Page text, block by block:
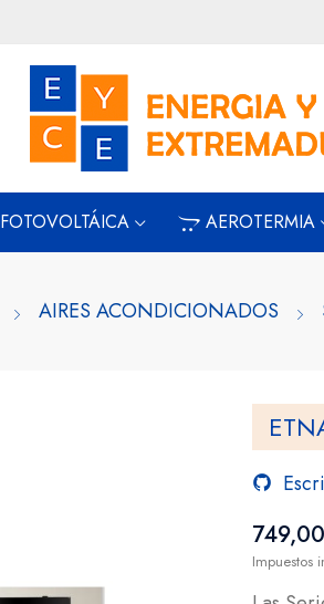
FOTOVOLTÁICA AEROTERMIA
AIRES ACONDICIONADOS
Impuestos